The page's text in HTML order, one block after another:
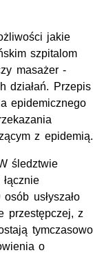
jakie
szpitalom
masażer -
działań. Przepis
epidemicznego
z epidemią.
śledztwie
usłyszało
przestępczej, z
tymczasowo
o